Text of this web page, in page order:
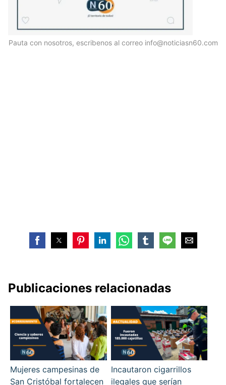
Pauta con nosotros, escribenos al correo info@noticiasn60.com
Publicaciones relacionadas
Mujeres campesinas de
San Cristóbal fortalecen
Incautaron cigarrillos
ilegales que serían